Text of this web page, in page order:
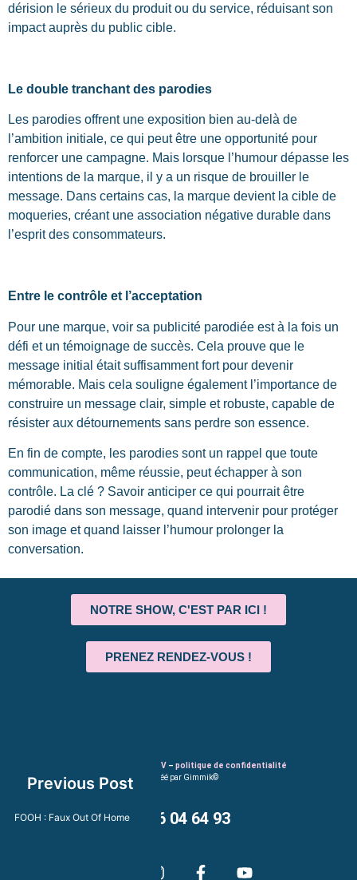
dérision le sérieux du produit ou du service, réduisant son
impact auprès du public cible.
Le double tranchant des parodies
Les parodies offrent une exposition bien au-delà de
l’ambition initiale, ce qui peut être une opportunité pour
renforcer une campagne. Mais lorsque l’humour dépasse les
intentions de la marque, il y a un risque de brouiller le
message. Dans certains cas, la marque devient la cible de
moqueries, créant une association négative durable dans
l’esprit des consommateurs.
Entre le contrôle et l’acceptation
Pour une marque, voir sa publicité parodiée est à la fois un
défi et un témoignage de succès. Cela prouve que le
message initial était suffisamment fort pour devenir
mémorable. Mais cela souligne également l’importance de
construire un message clair, simple et robuste, capable de
résister aux détournements sans perdre son essence.
En fin de compte, les parodies sont un rappel que toute
communication, même réussie, peut échapper à son
contrôle. La clé ? Savoir anticiper ce qui pourrait être
parodié dans son message, quand intervenir pour protéger
son image et quand laisser l’humour prolonger la
conversation.
NOTRE SHOW, C'EST PAR ICI !
PRENEZ RENDEZ-VOUS !
CGV – politique de confidentialité
Site créé par Gimmik©
01 86 04 64 93
Previous Post
FOOH : Faux Out Of Home